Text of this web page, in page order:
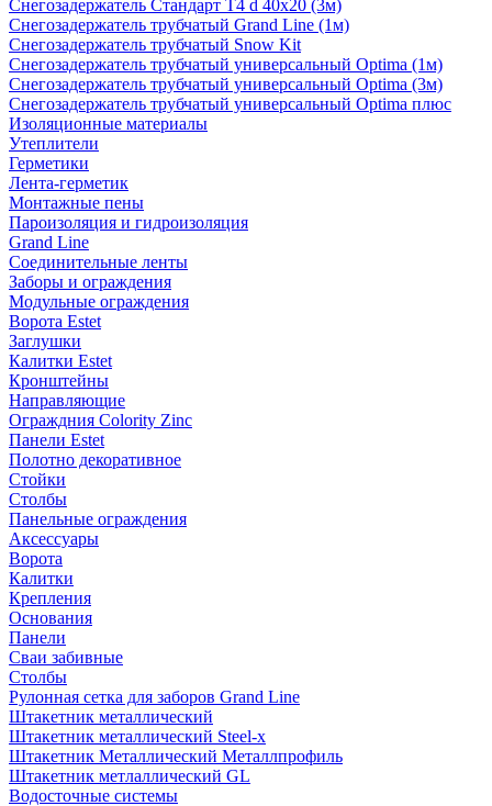
Снегозадержатель Стандарт Т4 d 40х20 (3м)
Снегозадержатель трубчатый Grand Line (1м)
Снегозадержатель трубчатый Snow Kit
Снегозадержатель трубчатый универсальный Optima (1м)
Снегозадержатель трубчатый универсальный Optima (3м)
Снегозадержатель трубчатый универсальный Optima плюс
Изоляционные материалы
Утеплители
Герметики
Лента-герметик
Монтажные пены
Пароизоляция и гидроизоляция
Grand Line
Соединительные ленты
Заборы и ограждения
Модульные ограждения
Ворота Estet
Заглушки
Калитки Estet
Кронштейны
Направляющие
Ограждния Colority Zinc
Панели Estet
Полотно декоративное
Стойки
Столбы
Панельные ограждения
Аксессуары
Ворота
Калитки
Крепления
Основания
Панели
Сваи забивные
Столбы
Рулонная сетка для заборов Grand Line
Штакетник металлический
Штакетник металлический Steel-x
Штакетник Металлический Металлпрофиль
Штакетник метлаллический GL
Водосточные системы